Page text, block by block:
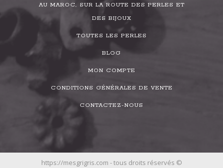
AU MAROC, SUR LA ROUTE DES PERLES ET
DES BIJOUX
TOUTES LES PERLES
BLOG
MON COMPTE
CONDITIONS GÉNÉRALES DE VENTE
CONTACTEZ-NOUS
https://mesgrigris.com - tous droits réservés ©